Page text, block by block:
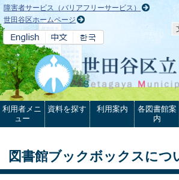
本文へ
障害者サービス（バリアフリーサービス）
世田谷区ホームページ
利用者メニ
ュー
資料を探す 利用案内
各図書館案
内
図書館ブックボックスにつ